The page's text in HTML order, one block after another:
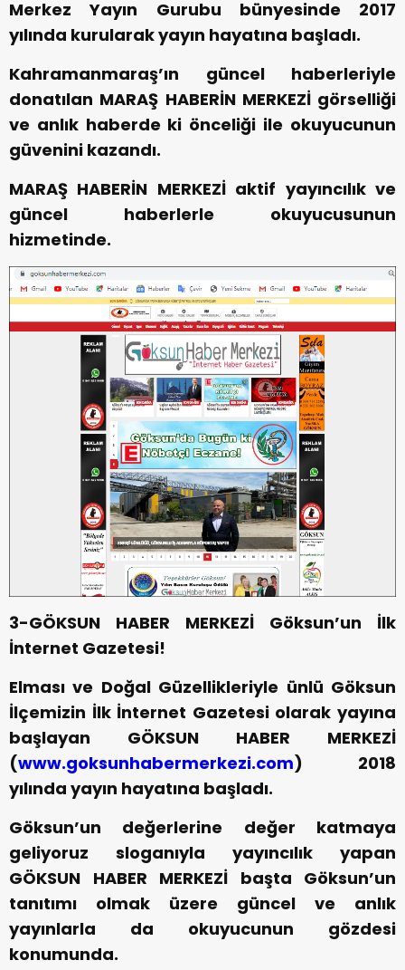
Merkez Yayın Gurubu bünyesinde 2017
yılında kurularak yayın hayatına başladı.
Kahramanmaraş’ın güncel haberleriyle
donatılan MARAŞ HABERİN MERKEZİ görselliği
ve anlık haberde ki önceliği ile okuyucunun
güvenini kazandı.
MARAŞ HABERİN MERKEZİ aktif yayıncılık ve
güncel haberlerle okuyucusunun
hizmetinde.
3-GÖKSUN HABER MERKEZİ Göksun’un İlk
İnternet Gazetesi!
Elması ve Doğal Güzellikleriyle ünlü Göksun
İlçemizin İlk İnternet Gazetesi olarak yayına
başlayan GÖKSUN HABER MERKEZİ
(www.goksunhabermerkezi.com) 2018
yılında yayın hayatına başladı.
Göksun’un değerlerine değer katmaya
geliyoruz sloganıyla yayıncılık yapan
GÖKSUN HABER MERKEZİ başta Göksun’un
tanıtımı olmak üzere güncel ve anlık
yayınlarla da okuyucunun gözdesi
konumunda.